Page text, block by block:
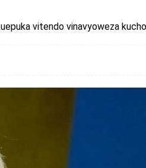
vitendo vinavyoweza